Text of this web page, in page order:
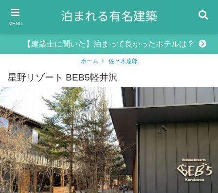
MENU
【建築士に聞いた】泊まって良かったホテルは？
ホーム 佐々木達郎
星野リゾート BEB5軽井沢